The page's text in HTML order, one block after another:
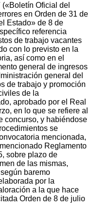
Oficial del
en Orden de 31 de
Estado» de 8 de
referencia
de trabajo vacantes
con lo previsto en la
así como en el
general de ingresos
general del
de trabajo y promoción
de la
aprobado por el Real
en lo que se refiere al
concurso, y habiéndose
se
mencionada,
Reglamento
sobre plazo de
de las mismas,
baremo
por la
a la que hace
Orden de 8 de julio